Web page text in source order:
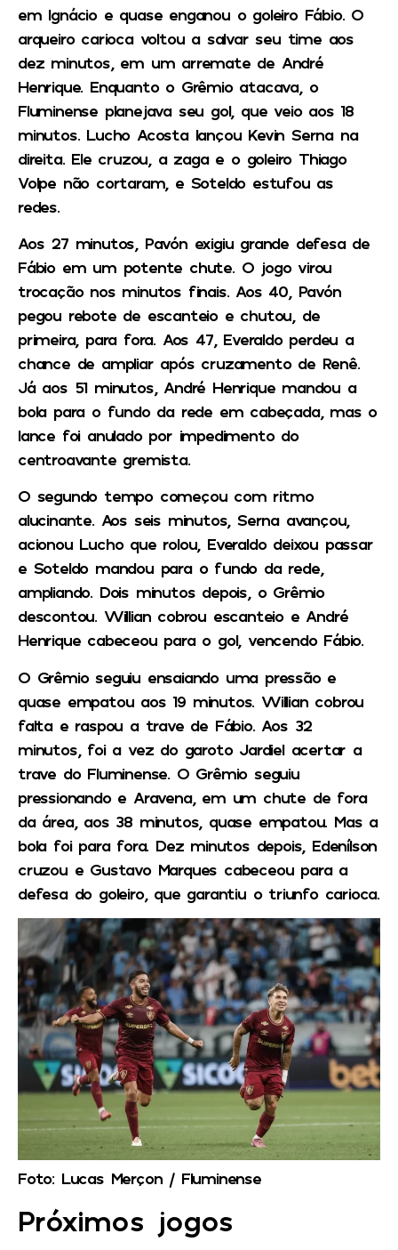
em Ignácio e quase enganou o goleiro Fábio. O
arqueiro carioca voltou a salvar seu time aos
dez minutos, em um arremate de André
Henrique. Enquanto o Grêmio atacava, o
Fluminense planejava seu gol, que veio aos 18
minutos. Lucho Acosta lançou Kevin Serna na
direita. Ele cruzou, a zaga e o goleiro Thiago
Volpe não cortaram, e Soteldo estufou as
redes.
Aos 27 minutos, Pavón exigiu grande defesa de
Fábio em um potente chute. O jogo virou
trocação nos minutos finais. Aos 40, Pavón
pegou rebote de escanteio e chutou, de
primeira, para fora. Aos 47, Everaldo perdeu a
chance de ampliar após cruzamento de Renê.
Já aos 51 minutos, André Henrique mandou a
bola para o fundo da rede em cabeçada, mas o
lance foi anulado por impedimento do
centroavante gremista.
O segundo tempo começou com ritmo
alucinante. Aos seis minutos, Serna avançou,
acionou Lucho que rolou, Everaldo deixou passar
e Soteldo mandou para o fundo da rede,
ampliando. Dois minutos depois, o Grêmio
descontou. Willian cobrou escanteio e André
Henrique cabeceou para o gol, vencendo Fábio.
O Grêmio seguiu ensaiando uma pressão e
quase empatou aos 19 minutos. Willian cobrou
falta e raspou a trave de Fábio. Aos 32
minutos, foi a vez do garoto Jardiel acertar a
trave do Fluminense. O Grêmio seguiu
pressionando e Aravena, em um chute de fora
da área, aos 38 minutos, quase empatou. Mas a
bola foi para fora. Dez minutos depois, Edenílson
cruzou e Gustavo Marques cabeceou para a
defesa do goleiro, que garantiu o triunfo carioca.
Foto: Lucas Merçon / Fluminense
Próximos jogos